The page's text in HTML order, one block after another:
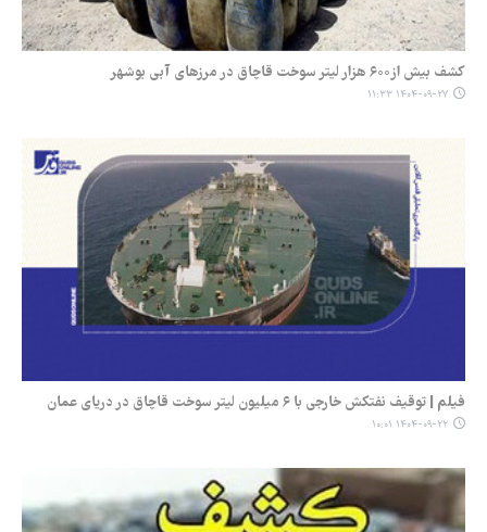
کشف بیش از۶۰۰ هزار لیتر سوخت قاچاق در مرزهای آبی بوشهر
۱۴۰۴-۰۹-۲۷ ۱۱:۳۳
فیلم | توقیف نفتکش خارجی با ۶ میلیون لیتر سوخت قاچاق در دریای عمان
۱۴۰۴-۰۹-۲۲ ۱۰:۰۱